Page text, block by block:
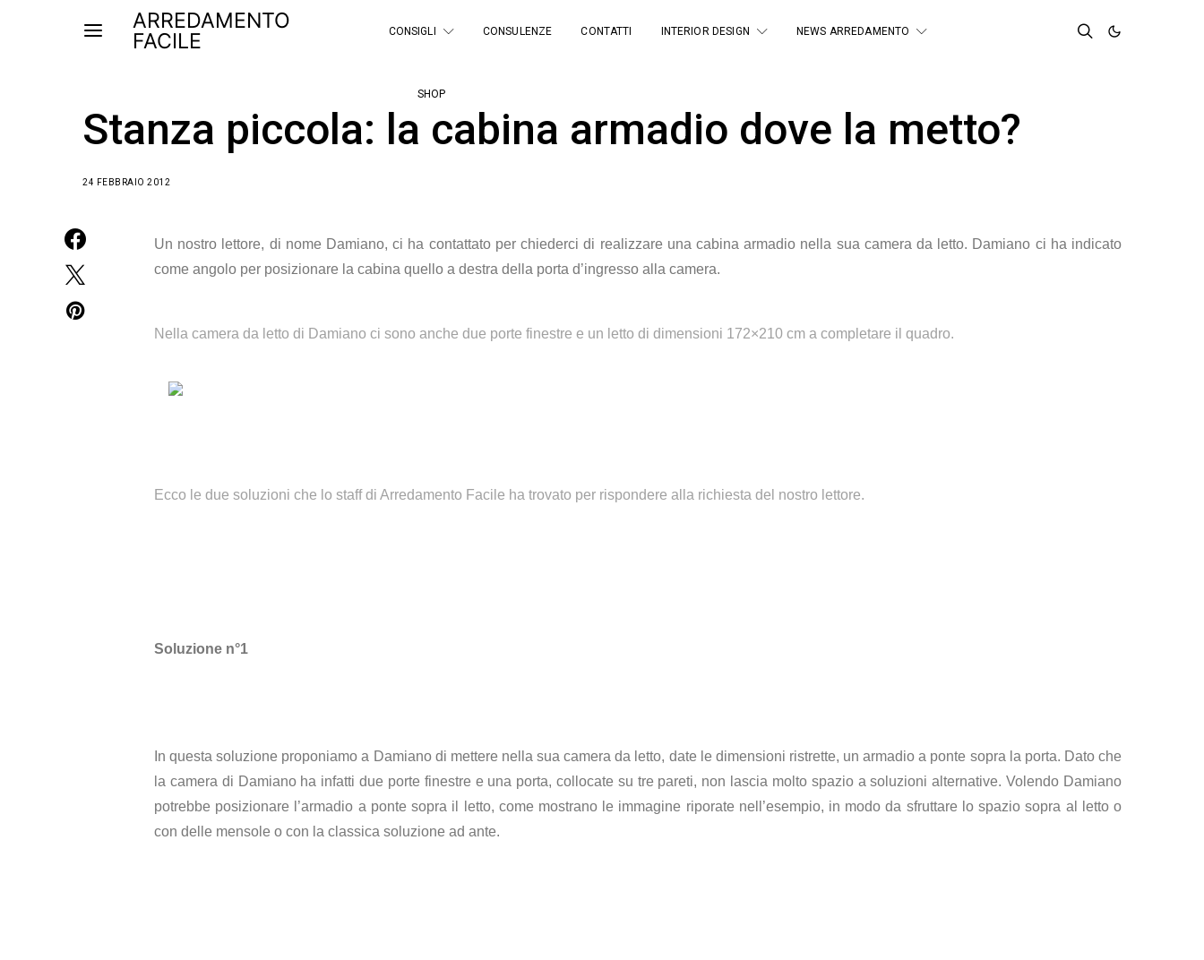
ARREDAMENTO
FACILE
CONSIGLI CONSULENZE CONTATTI INTERIOR DESIGN NEWS ARREDAMENTO
SHOP
Stanza piccola: la cabina armadio dove la metto?
24 FEBBRAIO 2012
Un nostro lettore, di nome Damiano, ci ha contattato per chiederci di realizzare una cabina armadio nella sua camera da letto. Damiano ci ha indicato
come angolo per posizionare la cabina quello a destra della porta d’ingresso alla camera.
Nella camera da letto di Damiano ci sono anche due porte finestre e un letto di dimensioni 172×210 cm a completare il quadro.
Ecco le due soluzioni che lo staff di Arredamento Facile ha trovato per rispondere alla richiesta del nostro lettore.
Soluzione n°1
In questa soluzione proponiamo a Damiano di mettere nella sua camera da letto, date le dimensioni ristrette, un armadio a ponte sopra la porta. Dato che
la camera di Damiano ha infatti due porte finestre e una porta, collocate su tre pareti, non lascia molto spazio a soluzioni alternative. Volendo Damiano
potrebbe posizionare l’armadio a ponte sopra il letto, come mostrano le immagine riporate nell’esempio, in modo da sfruttare lo spazio sopra al letto o
con delle mensole o con la classica soluzione ad ante.